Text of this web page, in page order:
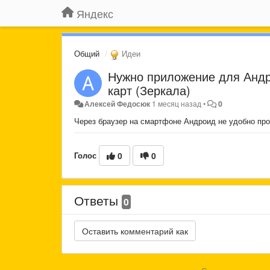
Яндекс
Общий Идеи
Нужно приложение для
карт (Зеркала)
Алексей Федосюк 1 месяц назад • 0
Через браузер на смартфоне Андроид не удобно
Голос 0 0
Ответы 0